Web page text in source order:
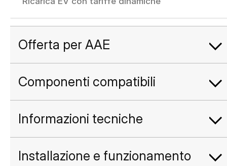
Offerta per AAE
Componenti compatibili
Informazioni tecniche
Installazione e funzionamento